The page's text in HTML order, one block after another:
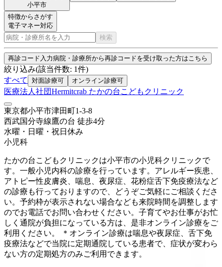
小平市
特徴からさがす
電子マネー対応
検索
再診コード入力病院・診療所から再診コードを受け取った方はこちら
絞り込み(該当件数: 1件)
すべて
対面診療可 オンライン診療可
医療法人社団Hermitcrab たかの台こどもクリニック
東京都小平市津田町1-3-8
西武国分寺線鷹の台 徒歩4分
水曜・日曜・祝日 休み
小児科
たかの台こどもクリニックは小平市の小児科クリニックで
す。一般小児内科の診療を行っています。アレルギー疾患、
アトピー性皮膚炎、喘息、夜尿症、花粉症舌下免疫療法など
の診療も行っておりますので、どうぞご気軽にご相談くださ
い。予約枠が表示されない場合なども来院時間を調整します
のでお電話でお問い合わせください。子育てやお仕事がお忙
しく通院が負担になっている方は、是非オンライン診療をご
利用ください。 ＊オンライン診療は喘息や夜尿症、舌下免
疫療法などで当院に定期通院している患者で、症状が変わら
ない方の定期処方のみご利用できます。